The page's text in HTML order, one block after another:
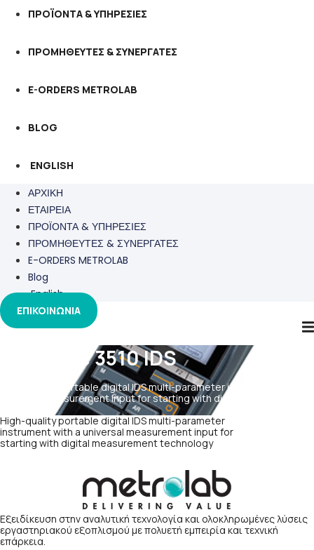
ΠΡΟΪΟΝΤΑ & ΥΠΗΡΕΣΙΕΣ
ΠΡΟΜΗΘΕΥΤΕΣ & ΣΥΝΕΡΓΑΤΕΣ
E-ORDERS METROLAB
BLOG
ENGLISH
ΑΡΧΙΚΗ
ΕΤΑΙΡΕΙΑ
ΠΡΟΪΟΝΤΑ & ΥΠΗΡΕΣΙΕΣ
ΠΡΟΜΗΘΕΥΤΕΣ & ΣΥΝΕΡΓΑΤΕΣ
E-ORDERS METROLAB
Blog
English
ΕΠΙΚΟΙΝΩΝΙΑ
MutliLine 3510 IDS
High-quality portable digital IDS multi-parameter instrument with a
universal measurement input for starting with digital measurement
High-quality portable digital IDS multi-parameter
instrument with a universal measurement input for
starting with digital measurement technology
Εξειδίκευση στην αναλυτική τεχνολογία και ολοκληρωμένες λύσεις
εργαστηριακού εξοπλισμού με πολυετή εμπειρία και τεχνική
επάρκεια.